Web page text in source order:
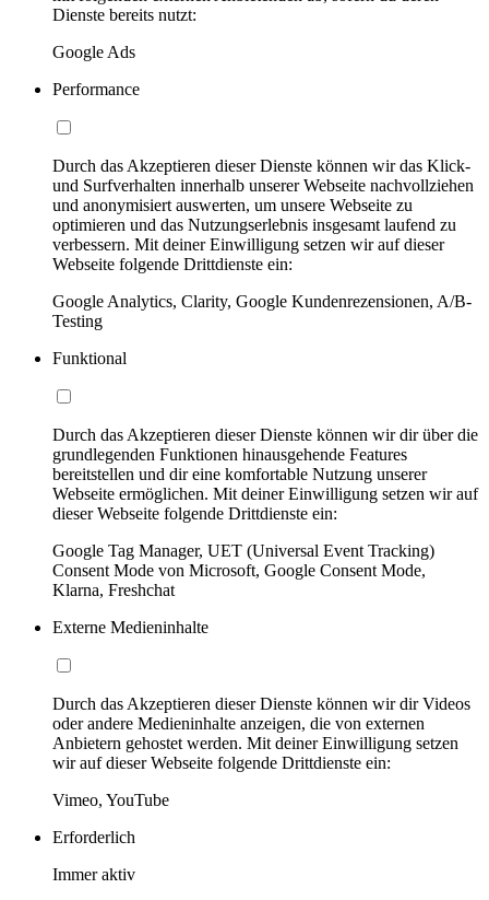
Dienste bereits nutzt:
Google Ads
Performance
Durch das Akzeptieren dieser Dienste können wir das Klick-
und Surfverhalten innerhalb unserer Webseite nachvollziehen
und anonymisiert auswerten, um unsere Webseite zu
optimieren und das Nutzungserlebnis insgesamt laufend zu
verbessern. Mit deiner Einwilligung setzen wir auf dieser
Webseite folgende Drittdienste ein:
Google Analytics, Clarity, Google Kundenrezensionen, A/B-
Testing
Funktional
Durch das Akzeptieren dieser Dienste können wir dir über die
grundlegenden Funktionen hinausgehende Features
bereitstellen und dir eine komfortable Nutzung unserer
Webseite ermöglichen. Mit deiner Einwilligung setzen wir auf
dieser Webseite folgende Drittdienste ein:
Google Tag Manager, UET (Universal Event Tracking)
Consent Mode von Microsoft, Google Consent Mode,
Klarna, Freshchat
Externe Medieninhalte
Durch das Akzeptieren dieser Dienste können wir dir Videos
oder andere Medieninhalte anzeigen, die von externen
Anbietern gehostet werden. Mit deiner Einwilligung setzen
wir auf dieser Webseite folgende Drittdienste ein:
Vimeo, YouTube
Erforderlich
Immer aktiv